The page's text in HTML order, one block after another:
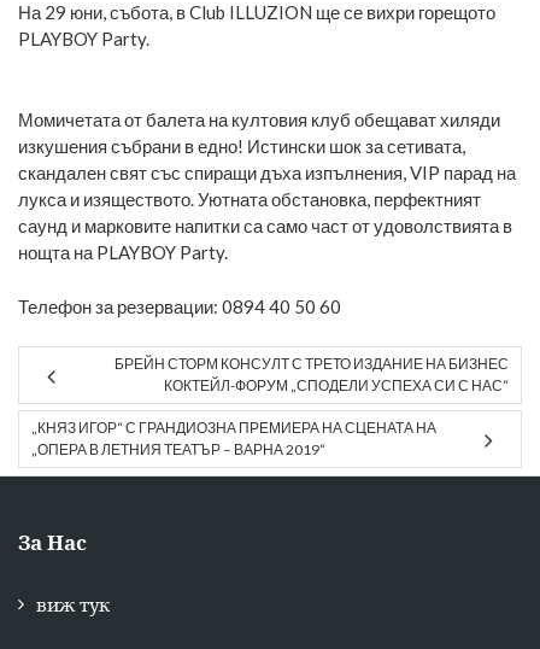
На 29 юни, събота, в Club ILLUZION ще се вихри горещото
PLAYBOY Party.
Момичетата от балета на култовия клуб обещават хиляди
изкушения събрани в едно! Истински шок за сетивата,
скандален свят със спиращи дъха изпълнения, VIP парад на
лукса и изяществото. Уютната обстановка, перфектният
саунд и марковите напитки са само част от удоволствията в
нощта на PLAYBOY Party.
Телефон за резервации: 0894 40 50 60
БРЕЙН СТОРМ КОНСУЛТ С ТРЕТО ИЗДАНИЕ НА БИЗНЕС
КОКТЕЙЛ-ФОРУМ „СПОДЕЛИ УСПЕХА СИ С НАС“
„КНЯЗ ИГОР“ С ГРАНДИОЗНА ПРЕМИЕРА НА СЦЕНАТА НА
„ОПЕРА В ЛЕТНИЯ ТЕАТЪР – ВАРНА 2019“
За Нас
виж тук